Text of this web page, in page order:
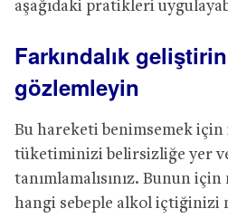
aşağıdaki pratikleri
Farkındalık
gözlemleyin
Bu hareketi benimsemek
tüketiminizi belirsizliğe yer
tanımlamalısınız. Bunun
hangi sebeple alkol